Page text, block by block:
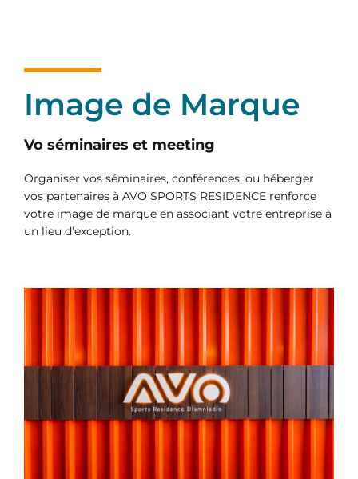
Image de Marque
Vo séminaires et meeting
Organiser vos séminaires, conférences, ou héberger
vos partenaires à AVO SPORTS RESIDENCE renforce
votre image de marque en associant votre entreprise à
un lieu d’exception.